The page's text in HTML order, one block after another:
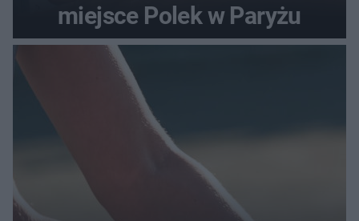
miejsce Polek w Paryżu